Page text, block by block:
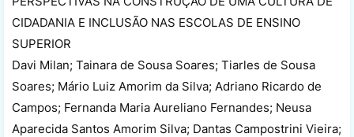
CIDADANIA E INCLUSÃO NAS ESCOLAS DE ENSINO
SUPERIOR
Davi Milan; Tainara de Sousa Soares; Tiarles de Sousa
Soares; Mário Luiz Amorim da Silva; Adriano Ricardo de
Campos; Fernanda Maria Aureliano Fernandes; Neusa
Aparecida Santos Amorim Silva; Dantas Campostrini Vieira;